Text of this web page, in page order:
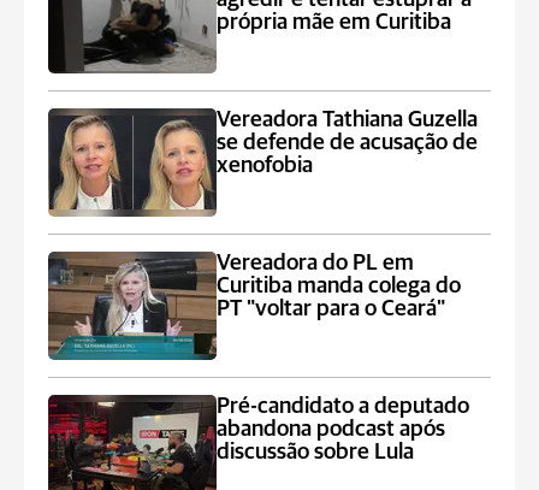
própria mãe em Curitiba
Vereadora Tathiana Guzella
se defende de acusação de
xenofobia
Vereadora do PL em
Curitiba manda colega do
PT "voltar para o Ceará"
Pré-candidato a deputado
abandona podcast após
discussão sobre Lula